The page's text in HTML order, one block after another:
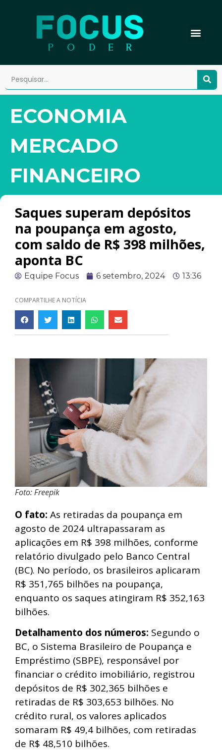
ECONOMIA
MERCADO
FINANCEIRO
Saques superam depósitos
na poupança em agosto,
com saldo de R$ 398 milhões,
aponta BC
Equipe Focus 6 setembro, 2024 13:36
COMPARTILHE A NOTÍCIA
Foto: Freepik
O fato: As retiradas da poupança em
agosto de 2024 ultrapassaram as
aplicações em R$ 398 milhões, conforme
relatório divulgado pelo Banco Central
(BC). No período, os brasileiros aplicaram
R$ 351,765 bilhões na poupança,
enquanto os saques atingiram R$ 352,163
bilhões.
Detalhamento dos números: Segundo o
BC, o Sistema Brasileiro de Poupança e
Empréstimo (SBPE), responsável por
financiar o crédito imobiliário, registrou
depósitos de R$ 302,365 bilhões e
retiradas de R$ 303,653 bilhões. No
crédito rural, os valores aplicados
somaram R$ 49,4 bilhões, com retiradas
de R$ 48,510 bilhões.